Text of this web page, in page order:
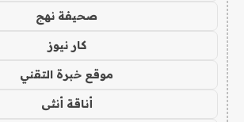
صحيفة نهج
كار نيوز
موقع خبرة التقني
أناقة أنثى